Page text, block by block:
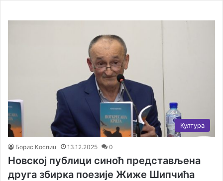
Култура
Борис Коспиц 13.12.2025 0
Новској публици синоћ представљена
друга збирка поезије Жиже Шипчића